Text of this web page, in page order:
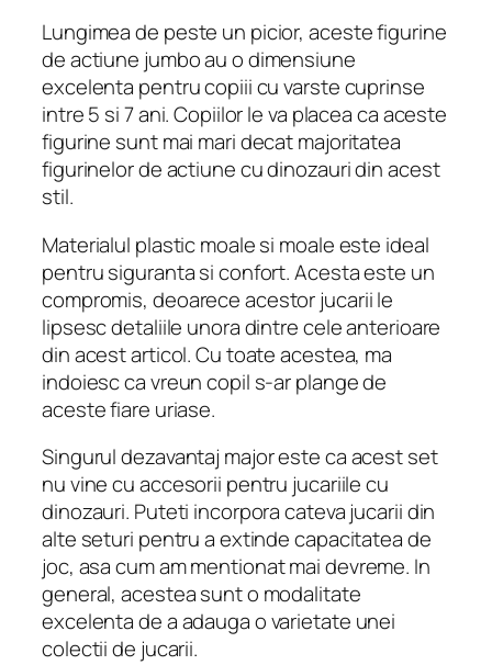
Lungimea de peste un picior, aceste figurine
de actiune jumbo au o dimensiune
excelenta pentru copiii cu varste cuprinse
intre 5 si 7 ani. Copiilor le va placea ca aceste
figurine sunt mai mari decat majoritatea
figurinelor de actiune cu dinozauri din acest
stil.
Materialul plastic moale si moale este ideal
pentru siguranta si confort. Acesta este un
compromis, deoarece acestor jucarii le
lipsesc detaliile unora dintre cele anterioare
din acest articol. Cu toate acestea, ma
indoiesc ca vreun copil s-ar plange de
aceste fiare uriase.
Singurul dezavantaj major este ca acest set
nu vine cu accesorii pentru jucariile cu
dinozauri. Puteti incorpora cateva jucarii din
alte seturi pentru a extinde capacitatea de
joc, asa cum am mentionat mai devreme. In
general, acestea sunt o modalitate
excelenta de a adauga o varietate unei
colectii de jucarii.